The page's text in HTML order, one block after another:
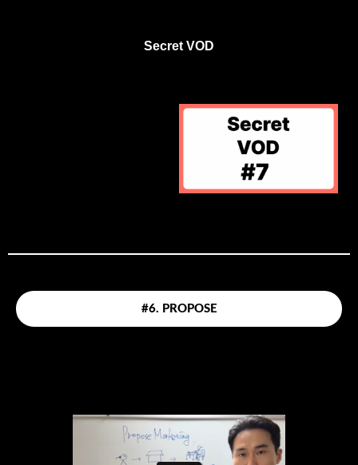
Secret VOD
#6. PROPOSE